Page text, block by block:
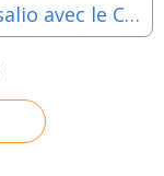
Guérande - Visite du site de Kersalio avec le CPIE Loire Océane - Lundi 17 aout 2026